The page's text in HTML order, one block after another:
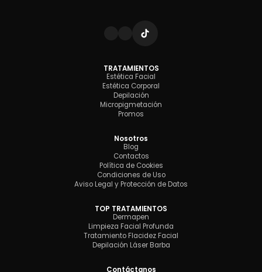
TRATAMIENTOS
Estética Facial
Estética Corporal
Depilación
Micropigmetación
Promos
Nosotros
Blog
Contactos
Política de Cookies
Condiciones de Uso
Aviso Legal y Protección de Datos
TOP TRATAMIENTOS
Dermapen
Limpieza Facial Profunda
Tratamiento Flacidez Facial
Depilación Láser Barba
Contáctanos